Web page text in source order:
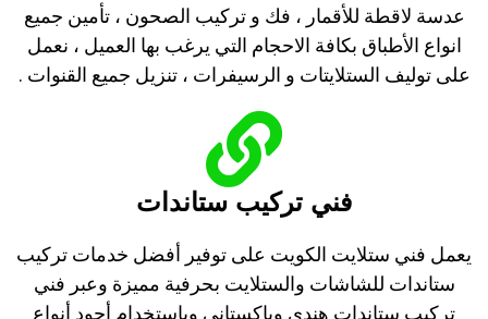
عدسة لاقطة للأقمار ، فك و تركيب الصحون ، تأمين جميع
انواع الأطباق بكافة الاحجام التي يرغب بها العميل ، نعمل
على توليف الستلايتات و الرسيفرات ، تنزيل جميع القنوات .
فني تركيب ستاندات
يعمل فني ستلايت الكويت على توفير أفضل خدمات تركيب
ستاندات للشاشات والستلايت بحرفية مميزة وعبر فني
تركيب ستاندات هندي وباكستاني وباستخدام أجود أنواع